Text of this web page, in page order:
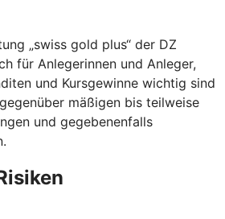
„swiss gold plus“ der DZ
für Anlegerinnen und Anleger,
und Kursgewinne wichtig sind
mäßigen bis teilweise
und gegebenenfalls